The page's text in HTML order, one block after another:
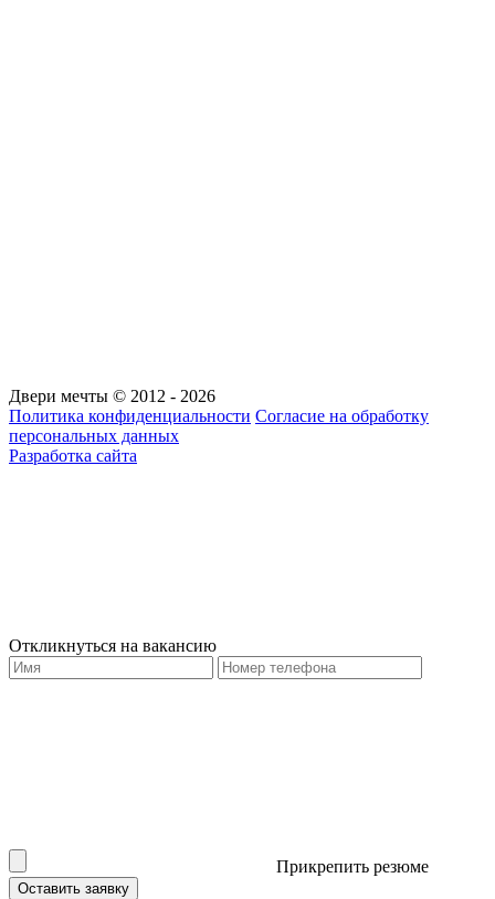
Двери мечты © 2012 - 2026
Политика конфиденциальности Согласие на обработку
персональных данных
Разработка сайта
Откликнуться на вакансию
Прикрепить резюме
Оставить заявку